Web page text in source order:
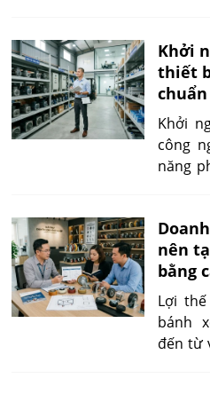
nhà
chi phí,
đáp
biệt
chưa
Khởi
thiết
Khởi
công
năng
ngành
đầu
cầu
nhiều
mại
nên
bằng
Lợi
bánh
đến từ